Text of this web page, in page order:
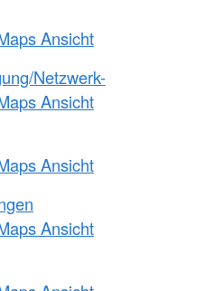
Ansicht
Netzwerk-
Ansicht
Ansicht
Ansicht